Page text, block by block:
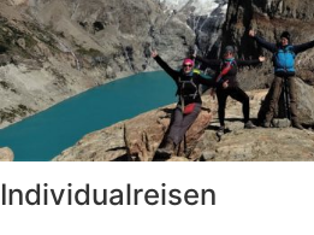
Individualreisen